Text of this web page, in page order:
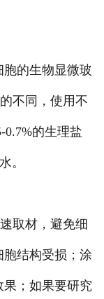
骼标本
胎标本
物标本
色覆膜标本
器
的生物显微玻
不同，使用不
0.7%的生理盐
。
取材，避免细
结构受损；涂
；如果要研究